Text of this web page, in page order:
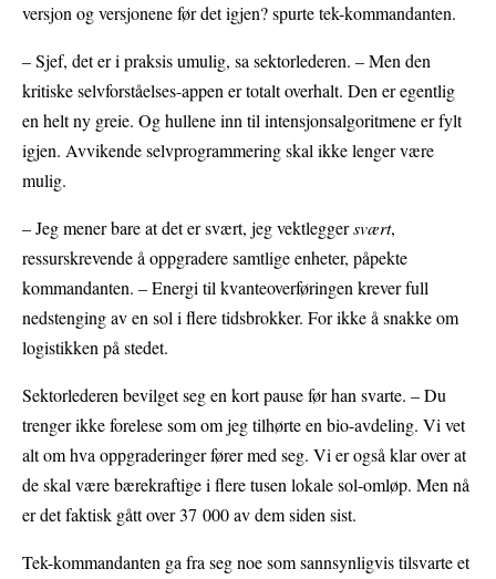
versjon og versjonene før det igjen? spurte tek-kommandanten.
– Sjef, det er i praksis umulig, sa sektorlederen. – Men den
kritiske selvforståelses-appen er totalt overhalt. Den er egentlig
en helt ny greie. Og hullene inn til intensjonsalgoritmene er fylt
igjen. Avvikende selvprogrammering skal ikke lenger være
mulig.
– Jeg mener bare at det er svært, jeg vektleggersvært,
ressurskrevende å oppgradere samtlige enheter, påpekte
kommandanten. – Energi til kvanteoverføringen krever full
nedstenging av en sol i flere tidsbrokker. For ikke å snakke om
logistikken på stedet.
Sektorlederen bevilget seg en kort pause før han svarte. – Du
trenger ikke forelese som om jeg tilhørte en bio-avdeling. Vi vet
alt om hva oppgraderinger fører med seg. Vi er også klar over at
de skal være bærekraftige i flere tusen lokale sol-omløp. Men nå
er det faktisk gått over 37 000 av dem siden sist.
Tek-kommandanten ga fra seg noe som sannsynligvis tilsvarte et